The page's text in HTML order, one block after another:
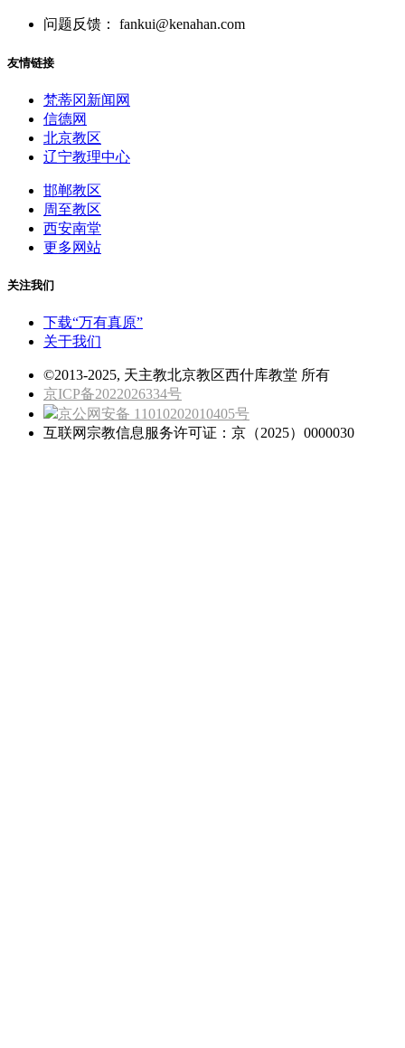
问题反馈： fankui@kenahan.com
友情链接
梵蒂冈新闻网
信德网
北京教区
辽宁教理中心
邯郸教区
周至教区
西安南堂
更多网站
关注我们
下载“万有真原”
关于我们
©2013-2025, 天主教北京教区西什库教堂 所有
京ICP备2022026334号
京公网安备 11010202010405号
互联网宗教信息服务许可证：京（2025）0000030